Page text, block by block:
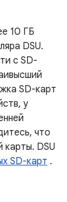
10 ГБ
DSU.
с SD-
SD-карт
у
что
карты. DSU
SD-карт .